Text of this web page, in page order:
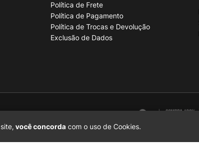
Política de Frete
Política de Pagamento
Política de Trocas e Devolução
Exclusão de Dados
você concorda com o uso de Cookies.